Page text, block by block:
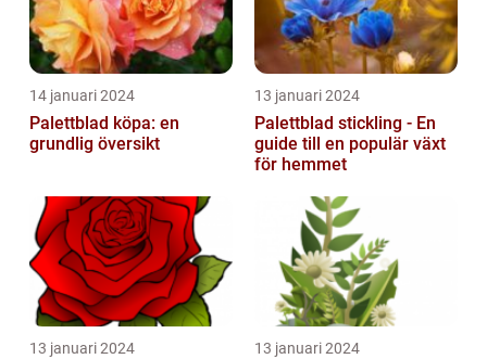
14 januari 2024
Palettblad köpa: en
grundlig översikt
13 januari 2024
Palettblad stickling - En
guide till en populär växt
för hemmet
13 januari 2024 13 januari 2024